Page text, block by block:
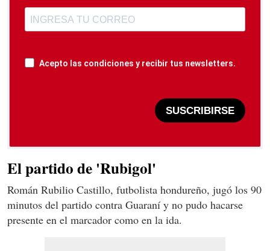
Acepto las condiciones y recibir tus newsletters.
SUSCRIBIRSE
El partido de 'Rubigol'
Román Rubilio Castillo, futbolista hondureño, jugó los 90
minutos del partido contra Guaraní y no pudo hacarse
presente en el marcador como en la ida.